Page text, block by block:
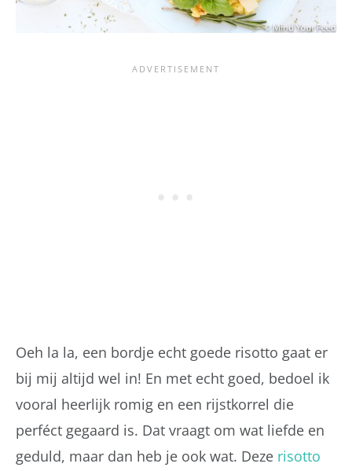
Oeh la la, een bordje echt goede risotto gaat er
bij mij altijd wel in! En met echt goed, bedoel ik
vooral heerlijk romig en een rijstkorrel die
perféct gegaard is. Dat vraagt om wat liefde en
geduld, maar dan heb je ook wat. Deze risotto